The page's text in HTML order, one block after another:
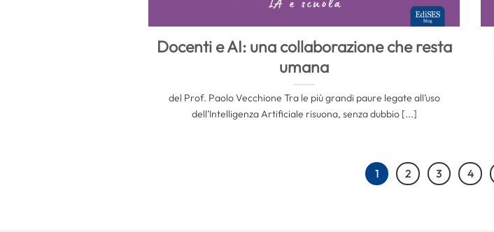
Docenti e AI: una collaborazione che resta
umana
del Prof. Paolo Vecchione Tra le più grandi paure legate all’uso
dell’Intelligenza Artificiale risuona, senza dubbio [...]
1 2 3 4